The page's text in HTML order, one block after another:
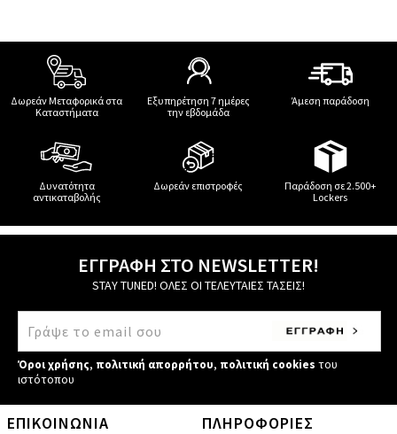
Δωρεάν Μεταφορικά στα
Καταστήματα
Εξυπηρέτηση 7 ημέρες
την εβδομάδα
Άμεση παράδοση
Δυνατότητα
αντικαταβολής
Δωρεάν επιστροφές
Παράδοση σε 2.500+
Lockers
ΕΓΓΡΑΦΗ ΣΤΟ NEWSLETTER!
STAY TUNED! ΟΛΕΣ ΟΙ ΤΕΛΕΥΤΑΙΕΣ ΤΑΣΕΙΣ!
Όροι χρήσης, πολιτική απορρήτου, πολιτική cookies του
ιστότοπου
ΕΠΙΚΟΙΝΩΝΙΑ ΠΛΗΡΟΦΟΡΙΕΣ